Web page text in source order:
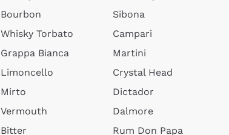
Bourbon
Whisky Torbato
Grappa Bianca
Limoncello
Mirto
Vermouth
Bitter
Sibona
Campari
Martini
Crystal Head
Dictador
Dalmore
Rum Don Papa